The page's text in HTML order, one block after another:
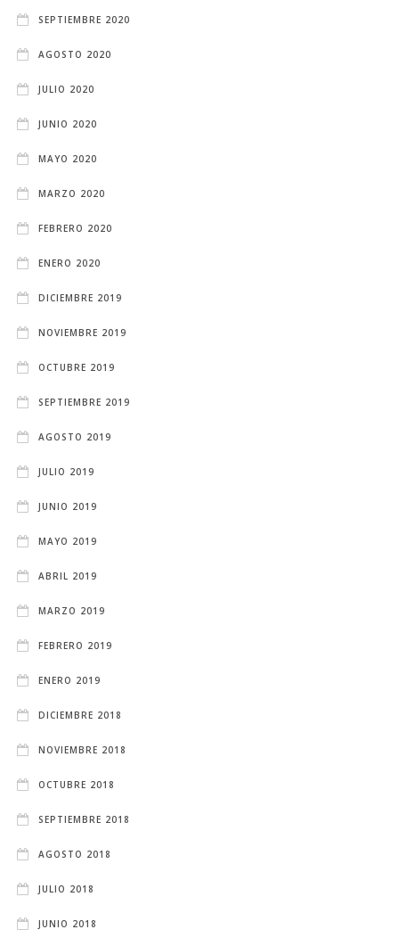
SEPTIEMBRE 2020
AGOSTO 2020
JULIO 2020
JUNIO 2020
MAYO 2020
MARZO 2020
FEBRERO 2020
ENERO 2020
DICIEMBRE 2019
NOVIEMBRE 2019
OCTUBRE 2019
SEPTIEMBRE 2019
AGOSTO 2019
JULIO 2019
JUNIO 2019
MAYO 2019
ABRIL 2019
MARZO 2019
FEBRERO 2019
ENERO 2019
DICIEMBRE 2018
NOVIEMBRE 2018
OCTUBRE 2018
SEPTIEMBRE 2018
AGOSTO 2018
JULIO 2018
JUNIO 2018